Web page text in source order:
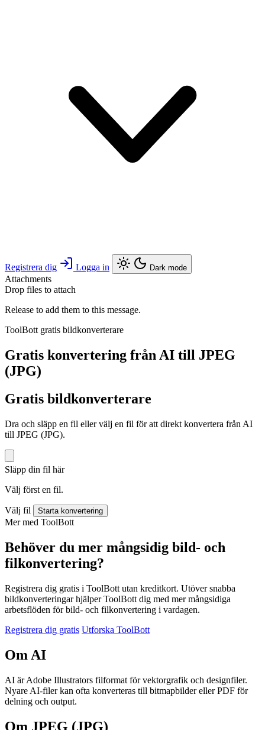
Registrera dig Logga in Dark mode
Attachments
Drop files to attach
Release to add them to this message.
ToolBott gratis bildkonverterare
Gratis konvertering från AI till JPEG
(JPG)
Gratis bildkonverterare
Dra och släpp en fil eller välj en fil för att direkt konvertera från AI
till JPEG (JPG).
Släpp din fil här
Välj först en fil.
Välj fil Starta konvertering
Mer med ToolBott
Behöver du mer mångsidig bild- och
filkonvertering?
Registrera dig gratis i ToolBott utan kreditkort. Utöver snabba
bildkonverteringar hjälper ToolBott dig med mer mångsidiga
arbetsflöden för bild- och filkonvertering i vardagen.
Registrera dig gratis Utforska ToolBott
Om AI
AI är Adobe Illustrators filformat för vektorgrafik och designfiler.
Nyare AI-filer kan ofta konverteras till bitmapbilder eller PDF för
delning och output.
Om JPEG (JPG)